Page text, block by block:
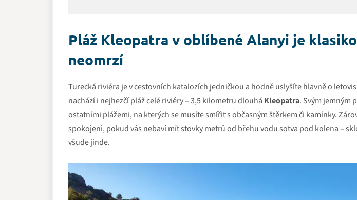
Pláž Kleopatra v oblíbené Alanyi je
neomrzí
Turecká riviéra je v cestovních katalozích jedničkou a hodně uslyšíte hlavně o
nachází i nejhezčí pláž celé riviéry – 3,5 kilometru dlouhá Kleopatra. Svým jemným
ostatními plážemi, na kterých se musíte smířit s občasným štěrkem či kamínky.
spokojeni, pokud vás nebaví mít stovky metrů od břehu vodu sotva pod kolena –
všude jinde.